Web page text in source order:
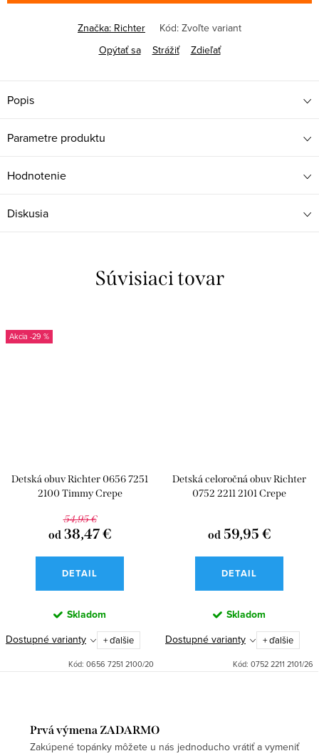
Značka: Richter Kód: Zvoľte variant
Opýtať sa
Strážiť Zdieľať
Popis
Parametre produktu
Hodnotenie
Diskusia
Súvisiaci tovar
-29 %
Detská obuv Richter 0656 7251
2100 Timmy Crepe
54,95 €
od38,47 €
DETAIL
Skladom
Dostupné varianty + ďalšie
Kód: 0656 7251 2100/20
Detská celoročná obuv Richter
0752 2211 2101 Crepe
od59,95 €
DETAIL
Skladom
Dostupné varianty + ďalšie
Kód: 0752 2211 2101/26
Prvá výmena ZADARMO
Zakúpené topánky môžete u nás jednoducho vrátiť a vymeniť